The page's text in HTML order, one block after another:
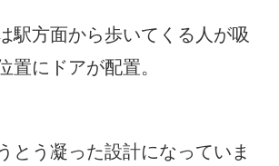
駅方面から歩いてくる人が吸
置にドアが配置。
とう凝った設計になっていま